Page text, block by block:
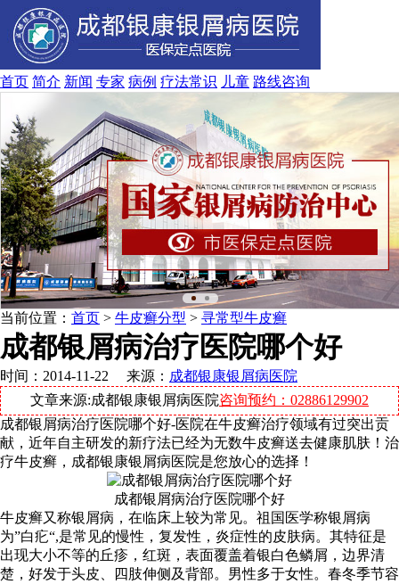
首页 简介 新闻 专家 病例 疗法常识 儿童 路线咨询
当前位置： 首页 > 牛皮癣分型 > 寻常型牛皮癣
成都银屑病治疗医院哪个好
时间：2014-11-22 来源： 成都银康银屑病医院
文章来源:成都银康银屑病医院咨询预约：02886129902
成都银屑病治疗医院哪个好-医院在牛皮癣治疗领域有过突出贡
献，近年自主研发的新疗法已经为无数牛皮癣送去健康肌肤！治
疗牛皮癣，成都银康银屑病医院是您放心的选择！
成都银屑病治疗医院哪个好
牛皮癣又称银屑病，在临床上较为常见。祖国医学称银屑病
为”白疕“,是常见的慢性，复发性，炎症性的皮肤病。其特征是
出现大小不等的丘疹，红斑，表面覆盖着银白色鳞屑，边界清
楚，好发于头皮、四肢伸侧及背部。男性多于女性。春冬季节容